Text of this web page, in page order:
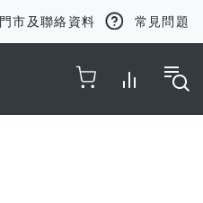
門市及聯絡資料 常見問題